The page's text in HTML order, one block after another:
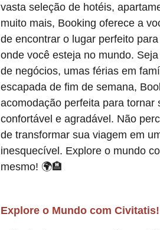
vasta seleção de hotéis,
muito mais, Booking oferece a
de encontrar o lugar perfeito
onde você esteja no mundo.
de negócios, umas férias em
escapada de fim de semana,
acomodação perfeita para tornar
confortável e agradável. Não
de transformar sua viagem em
inesquecível. Explore o mundo
mesmo! 🌍🏨
Explore o Mundo com Civitatis!